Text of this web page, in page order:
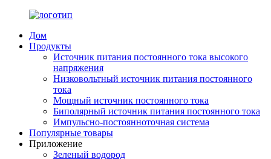
Дом
Продукты
Источник питания постоянного тока высокого
напряжения
Низковольтный источник питания постоянного
тока
Мощный источник постоянного тока
Биполярный источник питания постоянного тока
Импульсно-постоянноточная система
Популярные товары
Приложение
Зеленый водород